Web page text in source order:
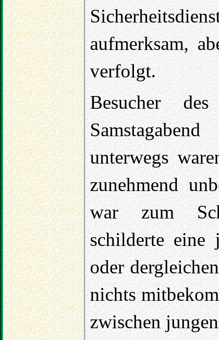
aufmerksam,
verfolgt.
Besucher
unterwegs
zunehmend
war zum
schilderte eine
oder
nichts
zwischen